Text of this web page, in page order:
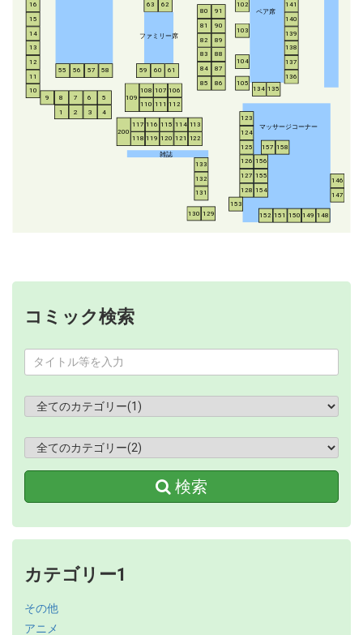
ファミリー席
ペア席
マッサージコーナー
雑誌
1 2 3 4
5
6
7
8
9
10
11
12
13
14
15
16
55 56 57 58 59 60 61
62
63
80
81
82
83
84
85 86
87
88
89
90
91
102
103
104
105
106
107
108
109
110 111 112
113
114
115
116
117
118 119 120 121 122
123
124
125
126
127
128
129
130
131
132
133
134 135
136
137
138
139
140
141
146
147
148
149
150
151
152
153
154
155
156
157 158
200
コミック検索
検索
カテゴリー1
その他
アニメ